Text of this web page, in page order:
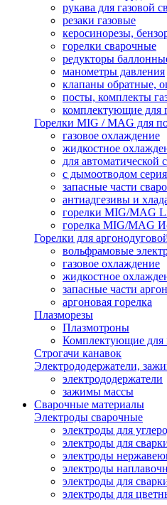
рукава для газовой
резаки газовые
керосинорезы,
горелки сварочные
редукторы
манометры давления
клапаны обратные,
посты, комплекты
комплектующие для
Горелки MIG / MAG для
газовое охлаждение
жидкостное
для автоматической
с дымоотводом
запасные части
антиадгезивы и
горелки MIG/MAG
горелка MIG/MAG
Горелки для
вольфрамовые
газовое охлаждение
жидкостное
запасные части
аргоновая горелка
Плазморезы
Плазмотроны
Комплектующие для
Строгачи канавок
Электрододержатели,
электрододержатели
зажимы массы
Сварочные материалы
Электроды сварочные
электроды для
электроды для
электроды
электроды
электроды для
электроды для